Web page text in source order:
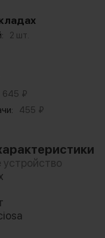
2 шт.
645 ₽
455 ₽